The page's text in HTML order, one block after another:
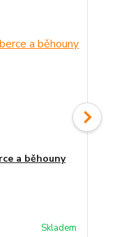
a běhouny
Skladem